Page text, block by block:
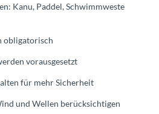
Kanu, Paddel, Schwimmweste
obligatorisch
vorausgesetzt
für mehr Sicherheit
und Wellen berücksichtigen